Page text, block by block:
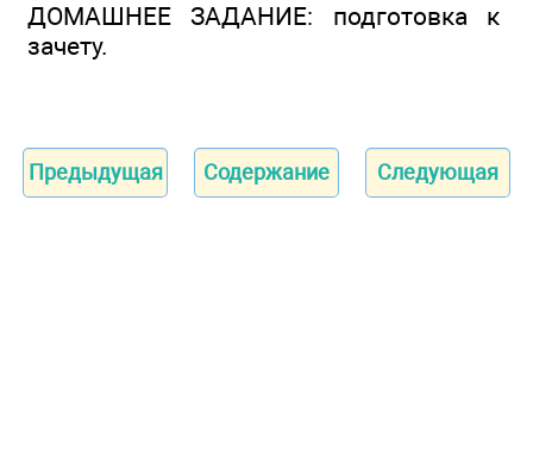
ДОМАШНЕЕ ЗАДАНИЕ: подготовка к
зачету.
Предыдущая Содержание Следующая